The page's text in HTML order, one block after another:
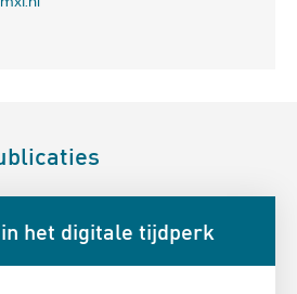
het digitale tijdperk